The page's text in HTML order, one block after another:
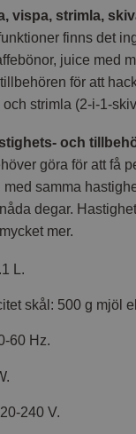
vispa, strimla,
finns det
juice med
för att
strimla (2-i-1-
och
göra för att få
samma
degar.
mer.
L.
skål: 500 g mjöl
60 Hz.
240 V.